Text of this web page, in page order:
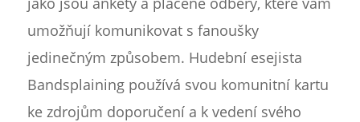
umožňují komunikovat s fanoušky
jedinečným způsobem. Hudební esejista
Bandsplaining používá svou komunitní kartu
ke zdrojům doporučení a k vedení svého